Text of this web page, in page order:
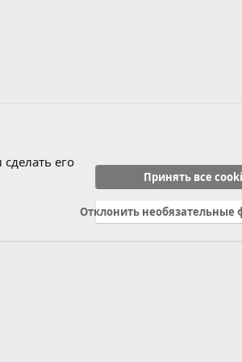
Политика конфиденциальности Справка
его
Принять все
Отклонить необязательные